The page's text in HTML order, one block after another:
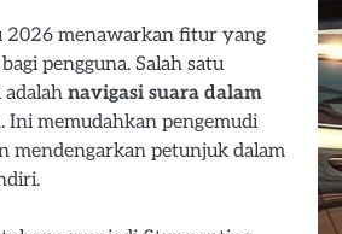
2026 menawarkan fitur yang
pengguna. Salah satu
adalahnavigasi suara dalam
. Ini memudahkan pengemudi
mendengarkan petunjuk dalam